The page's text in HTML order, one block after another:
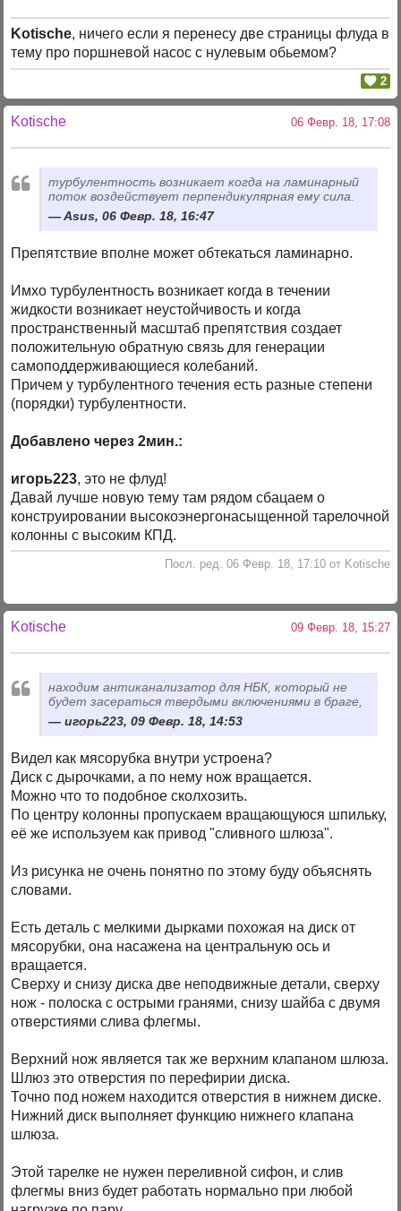
Kotische, ничего если я перенесу две страницы флуда в
тему про поршневой насос с нулевым обьемом?
2
Kotische 06 Февр. 18, 17:08
турбулентность возникает когда на ламинарный
поток воздействует перпендикулярная ему сила.
Asus, 06 Февр. 18, 16:47
Препятствие вполне может обтекаться ламинарно.
Имхо турбулентность возникает когда в течении
жидкости возникает неустойчивость и когда
пространственный масштаб препятствия создает
положительную обратную связь для генерации
самоподдерживающиеся колебаний.
Причем у турбулентного течения есть разные степени
(порядки) турбулентности.
Добавлено через 2мин.:
игорь223, это не флуд!
Давай лучше новую тему там рядом сбацаем о
конструировании высокоэнергонасыщенной тарелочной
колонны с высоким КПД.
Посл. ред. 06 Февр. 18, 17:10 от Kotische
Kotische 09 Февр. 18, 15:27
находим антиканализатор для НБК, который не
будет засераться твердыми включениями в браге,
игорь223, 09 Февр. 18, 14:53
Видел как мясорубка внутри устроена?
Диск с дырочками, а по нему нож вращается.
Можно что то подобное сколхозить.
По центру колонны пропускаем вращающуюся шпильку,
её же используем как привод "сливного шлюза".
Из рисунка не очень понятно по этому буду объяснять
словами.
Есть деталь с мелкими дырками похожая на диск от
мясорубки, она насажена на центральную ось и
вращается.
Сверху и снизу диска две неподвижные детали, сверху
нож - полоска с острыми гранями, снизу шайба с двумя
отверстиями слива флегмы.
Верхний нож является так же верхним клапаном шлюза.
Шлюз это отверстия по перефирии диска.
Точно под ножем находится отверстия в нижнем диске.
Нижний диск выполняет функцию нижнего клапана
шлюза.
Этой тарелке не нужен переливной сифон, и слив
флегмы вниз будет работать нормально при любой